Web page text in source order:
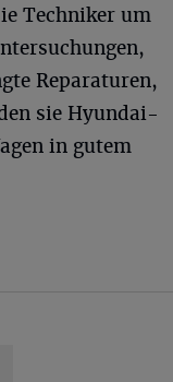
Techniker um
Reparaturen,
sie Hyundai-
in gutem